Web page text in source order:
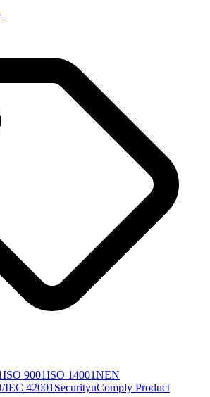
ISO 9001ISO 14001NEN
IEC 42001 SecurityuComply Product